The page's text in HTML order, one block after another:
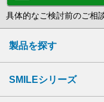
具体的なご検討前のご相
製品を探す
SMILEシリーズ